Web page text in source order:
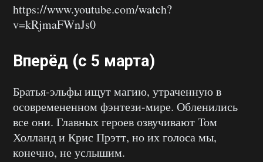
https://www.youtube.com/watch?
v=kRjmaFWnJs0
Вперёд (с 5 марта)
Братья-эльфы ищут магию, утраченную в
осовремененном фэнтези-мире. Обленились
все они. Главных героев озвучивают Том
Холланд и Крис Прэтт, но их голоса мы,
конечно, не услышим.